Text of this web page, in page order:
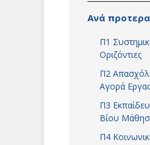
Ανά
Π1
Οριζόντιες
Π2
Αγορά
Π3
Βίου
Π4